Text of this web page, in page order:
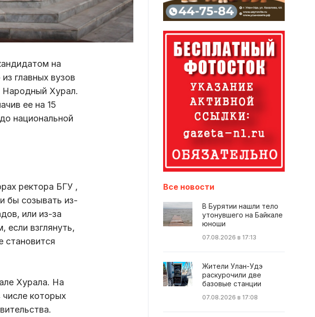
на
главных вузов
Народный Хурал.
ее на 15
национальной
ректора БГУ ,
бы созывать из-
или из-за
если взглянуть,
становится
Хурала. На
числе которых
Все новости
В Бурятии нашли тело
утонувшего на Байкале
юноши
07.08.2026 в 17:13
Жители Улан-Удэ
раскурочили две
базовые станции
07.08.2026 в 17:08